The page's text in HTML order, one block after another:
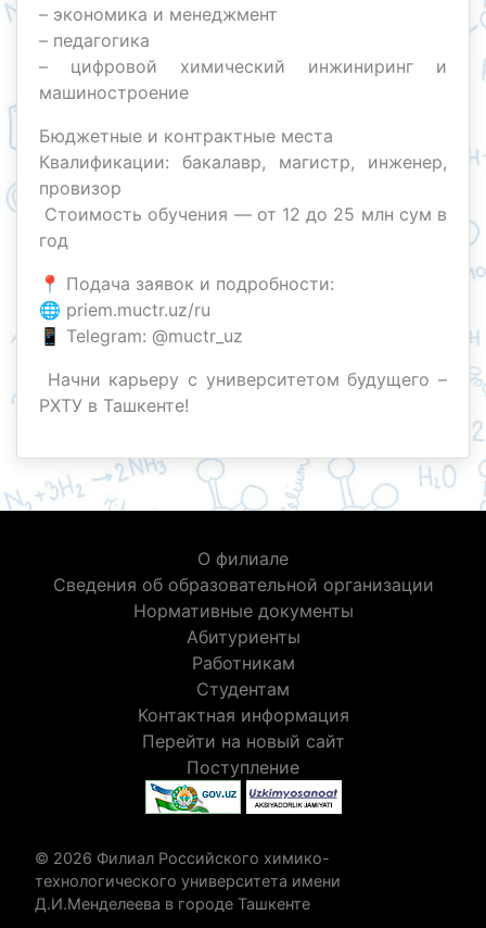
– экономика и менеджмент
– педагогика
– цифровой химический инжиниринг и
машиностроение
Бюджетные и контрактные места
Квалификации: бакалавр, магистр, инженер,
провизор
Стоимость обучения — от 12 до 25 млн сум в
год
📍 Подача заявок и подробности:
🌐 priem.muctr.uz/ru
📱 Telegram: @muctr_uz
Начни карьеру с университетом будущего –
РХТУ в Ташкенте!
О филиале
Сведения об образовательной организации
Нормативные документы
Абитуриенты
Работникам
Студентам
Контактная информация
Перейти на новый сайт
Поступление
© 2026 Филиал Российского химико-
технологического университета имени
Д.И.Менделеева в городе Ташкенте